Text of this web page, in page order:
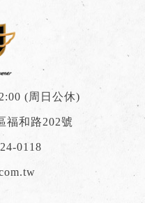
(周日公休)
福和路202號
0118